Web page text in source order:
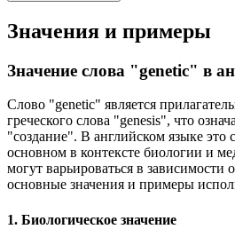
Значения и примеры
Значение слова "genetic" в
Слово "genetic" является
греческого слова "genesis", что
"создание". В английском языке это
основном в контексте биологии и
могут варьироваться в зависимости
основные значения и примеры
1. Биологическое значение